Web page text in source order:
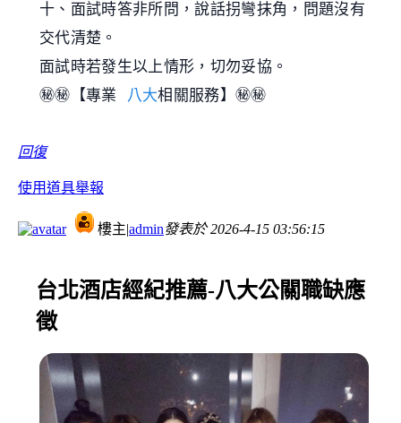
十、面試時答非所問，說話拐彎抹角，問題沒有
交代清楚。
面試時若發生以上情形，切勿妥協。
㊙️㊙️【專業
八大相關服務】㊙️㊙️
回復
使用道具舉報
樓主|admin發表於2026-4-15 03:56:15
台北酒店經紀推薦-八大公關職缺應
徵